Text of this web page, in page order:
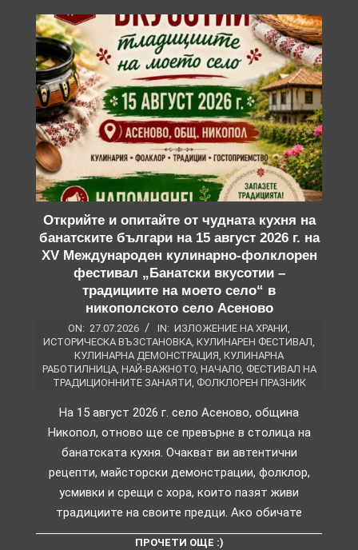
Открийте и опитайте от чудната кухня на
банатските българи на 15 август 2026 г. на
XV Международен кулинарно-фолклорен
фестивал „Банатски вкусотии –
традициите на моето село“ в
никополското село Асеново
ON: 27.07.2026 IN: ИЗЛОЖЕНИЕ НА ХРАНИ
ИСТОРИЧЕСКА ВЪЗСТАНОВКА КУЛИНАРЕН ФЕСТИВАЛ
КУЛИНАРНА ДЕМОНСТРАЦИЯ КУЛИНАРНА
РАБОТИЛНИЦА, НАЙ-ВАЖНОТО, НАЧАЛО, ФЕСТИВАЛ НА
ТРАДИЦИОННИТЕ ЗАНАЯТИ ФОЛКЛОРЕН ПРАЗНИК
На 15 август 2026 г. село Асеново, община
Никопол, отново ще се превърне в столица на
банатската кухня. Очакват ви автентични
рецепти, майсторски демонстрации, фолклор,
усмивки и срещи с хора, които пазят живи
традициите на своите предци. Ако обичате
ПРОЧЕТИ ОЩЕ :)